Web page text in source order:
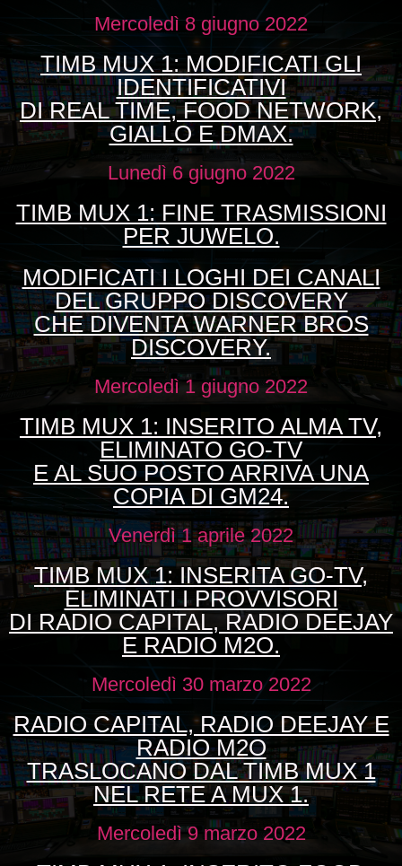
Mercoledì 8 giugno 2022
TIMB MUX 1: MODIFICATI GLI
IDENTIFICATIVI
DI REAL TIME, FOOD NETWORK,
GIALLO E DMAX.
Lunedì 6 giugno 2022
TIMB MUX 1: FINE TRASMISSIONI
PER JUWELO.
MODIFICATI I LOGHI DEI CANALI
DEL GRUPPO DISCOVERY
CHE DIVENTA WARNER BROS
DISCOVERY.
Mercoledì 1 giugno 2022
TIMB MUX 1: INSERITO ALMA TV,
ELIMINATO GO-TV
E AL SUO POSTO ARRIVA UNA
COPIA DI GM24.
Venerdì 1 aprile 2022
TIMB MUX 1: INSERITA GO-TV,
ELIMINATI I PROVVISORI
DI RADIO CAPITAL, RADIO DEEJAY
E RADIO M2O.
Mercoledì 30 marzo 2022
RADIO CAPITAL, RADIO DEEJAY E
RADIO M2O
TRASLOCANO DAL TIMB MUX 1
NEL RETE A MUX 1.
Mercoledì 9 marzo 2022